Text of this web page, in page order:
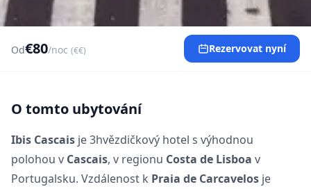
Od€80/noc (€€) Rezervovat nyní
O tomto ubytování
Ibis Cascais je 3hvězdičkový hotel s výhodnou
polohou v Cascais, v regionu Costa de Lisboa v
Portugalsku. Vzdálenost k Praia de Carcavelos je